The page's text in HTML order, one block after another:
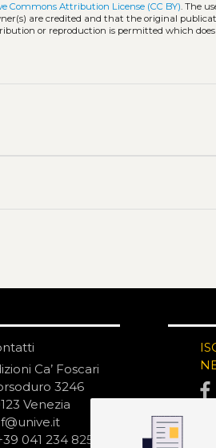
Commons Attribution License (CC BY). The
are credited and that the original
or reproduction is permitted which
Ca’ Foscari
3246
Venezia
041 234 8250